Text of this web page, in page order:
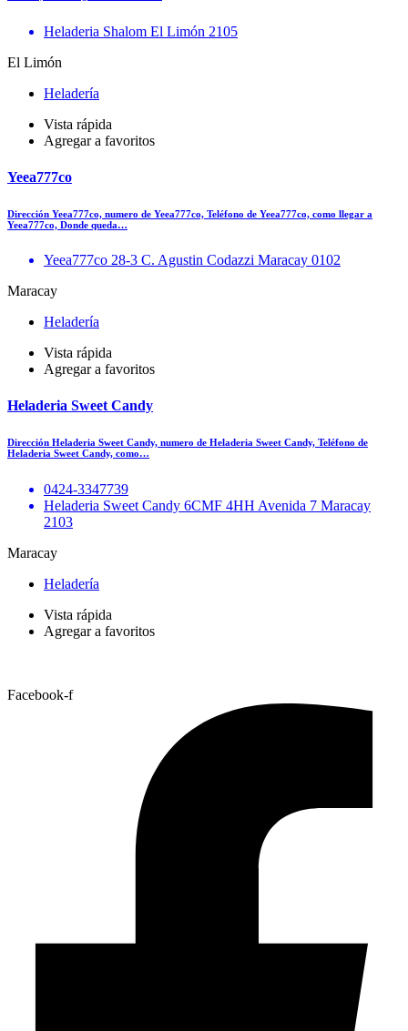
Heladeria Shalom El Limón 2105
El Limón
Heladería
Vista rápida
Agregar a favoritos
Yeea777co
Dirección Yeea777co, numero de Yeea777co, Teléfono de Yeea777co, como llegar a
Yeea777co, Donde queda…
Yeea777co 28-3 C. Agustin Codazzi Maracay 0102
Maracay
Heladería
Vista rápida
Agregar a favoritos
Heladeria Sweet Candy
Dirección Heladeria Sweet Candy, numero de Heladeria Sweet Candy, Teléfono de
Heladeria Sweet Candy, como…
0424-3347739
Heladeria Sweet Candy 6CMF 4HH Avenida 7 Maracay
2103
Maracay
Heladería
Vista rápida
Agregar a favoritos
Facebook-f